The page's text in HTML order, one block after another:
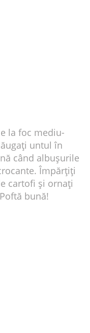
la foc mediu-
untul în
când albușurile
Împărțiți
cartofi și ornați
bună!